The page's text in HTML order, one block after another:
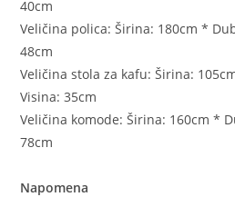
40cm
Veličina polica: Širina: 180cm *
48cm
Veličina stola za kafu: Širina:
Visina: 35cm
Veličina komode: Širina: 160cm *
78cm
Napomena